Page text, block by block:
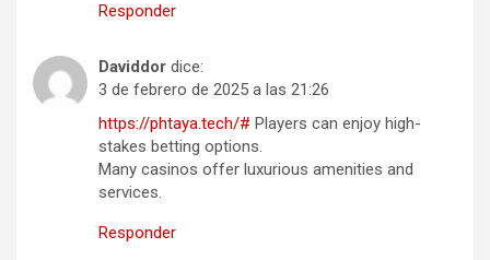
Responder
Daviddor dice:
3 de febrero de 2025 a las 21:26
https://phtaya.tech/# Players can enjoy high-
stakes betting options.
Many casinos offer luxurious amenities and
services.
Responder